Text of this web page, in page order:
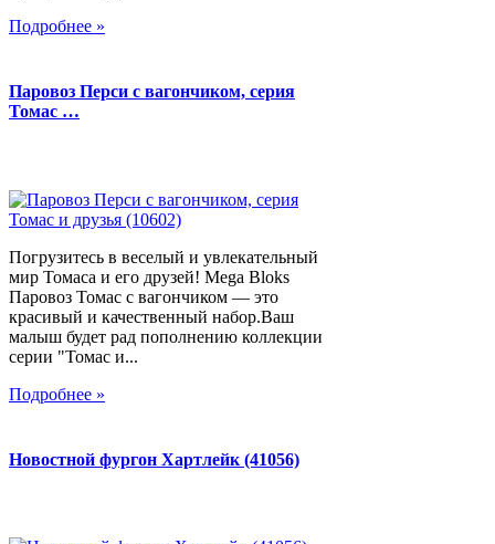
Подробнее »
Паровоз Перси с вагончиком, серия
Томас …
Погрузитесь в веселый и увлекательный
мир Томаса и его друзей! Mega Bloks
Паровоз Томас с вагончиком — это
красивый и качественный набор.Ваш
малыш будет рад пополнению коллекции
серии "Томас и...
Подробнее »
Новостной фургон Хартлейк (41056)